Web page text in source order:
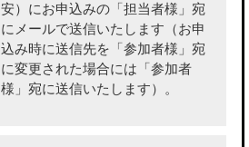
安）にお申込みの「担当者様」宛
にメールで送信いたします（お申
込み時に送信先を「参加者様」宛
に変更された場合には「参加者
様」宛に送信いたします）。